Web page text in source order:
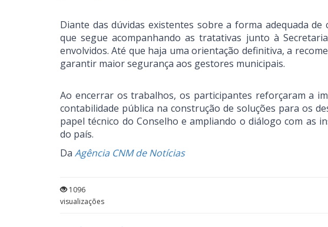
Diante das dúvidas existentes sobre a forma adequada
que segue acompanhando as tratativas junto à
envolvidos. Até que haja uma orientação definitiva, a
garantir maior segurança aos gestores municipais.
Ao encerrar os trabalhos, os participantes reforçaram a
contabilidade pública na construção de soluções para os
papel técnico do Conselho e ampliando o diálogo com as
do país.
Da Agência CNM de Notícias
1096
visualizações